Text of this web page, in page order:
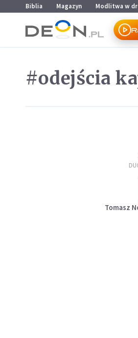
Przejdź do menu głównego
Przejdź do treści
Biblia Magazyn Modlitwa w
#odejścia
Tomasz